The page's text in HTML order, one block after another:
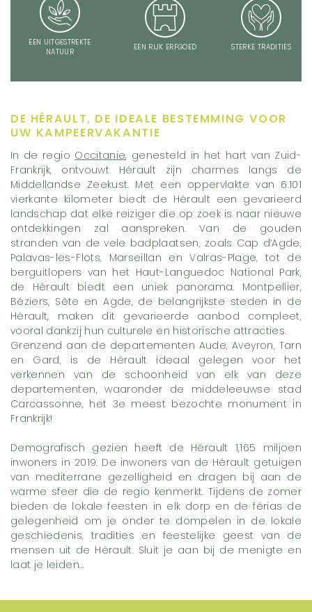
EEN UITGESTREKTE
NATUUR
EEN RIJK ERFGOED STERKE TRADITIES
DE HÉRAULT, DE IDEALE BESTEMMING VOOR
UW KAMPEERVAKANTIE
In de regio Occitanie, genesteld in het hart van Zuid-
Frankrijk, ontvouwt Hérault zijn charmes langs de
Middellandse Zeekust. Met een oppervlakte van 6.101
vierkante kilometer biedt de Hérault een gevarieerd
landschap dat elke reiziger die op zoek is naar nieuwe
ontdekkingen zal aanspreken. Van de gouden
stranden van de vele badplaatsen, zoals Cap d’Agde,
Palavas-les-Flots, Marseillan en Valras-Plage, tot de
berguitlopers van het Haut-Languedoc National Park,
de Hérault biedt een uniek panorama. Montpellier,
Béziers, Sète en Agde, de belangrijkste steden in de
Hérault, maken dit gevarieerde aanbod compleet,
vooral dankzij hun culturele en historische attracties.
Grenzend aan de departementen Aude, Aveyron, Tarn
en Gard, is de Hérault ideaal gelegen voor het
verkennen van de schoonheid van elk van deze
departementen, waaronder de middeleeuwse stad
Carcassonne, het 3e meest bezochte monument in
Frankrijk!
Demografisch gezien heeft de Hérault 1,165 miljoen
inwoners in 2019. De inwoners van de Hérault getuigen
van mediterrane gezelligheid en dragen bij aan de
warme sfeer die de regio kenmerkt. Tijdens de zomer
bieden de lokale feesten in elk dorp en de férias de
gelegenheid om je onder te dompelen in de lokale
geschiedenis, tradities en feestelijke geest van de
mensen uit de Hérault. Sluit je aan bij de menigte en
laat je leiden…